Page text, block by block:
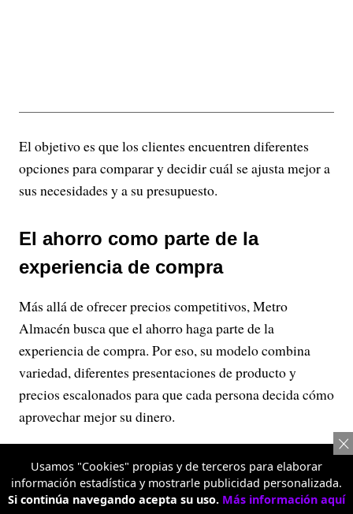
El objetivo es que los clientes encuentren diferentes
opciones para comparar y decidir cuál se ajusta mejor a
sus necesidades y a su presupuesto.
El ahorro como parte de la
experiencia de compra
Más allá de ofrecer precios competitivos, Metro
Almacén busca que el ahorro haga parte de la
experiencia de compra. Por eso, su modelo combina
variedad, diferentes presentaciones de producto y
precios escalonados para que cada persona decida cómo
aprovechar mejor su dinero.
Esta propuesta está dirigida tanto a quienes realizan el
mercado semanal o mensual para su hogar como a
pequeños empresarios y emprendedores que necesitan
Usamos "Cookies" propias y de terceros para elaborar
información estadística y mostrarle publicidad personalizada.
Si continúa navegando acepta su uso. Más información aquí